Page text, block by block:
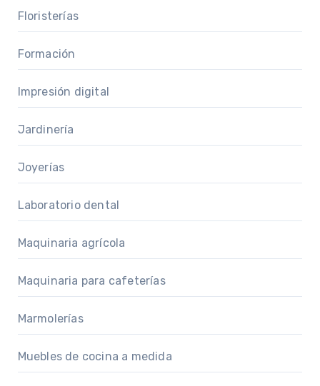
Floristerías
Formación
Impresión digital
Jardinería
Joyerías
Laboratorio dental
Maquinaria agrícola
Maquinaria para cafeterías
Marmolerías
Muebles de cocina a medida